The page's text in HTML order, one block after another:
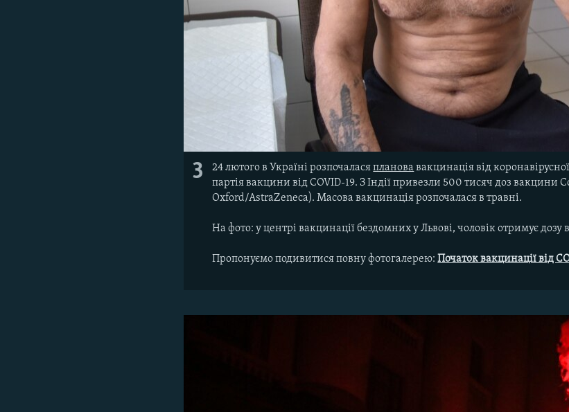
3 24 лютого в Україні розпочаласяпланова вакцинація від
партія вакцини від COVID-19. З Індії привезли 500 тисяч доз вакцини
Oxford/AstraZeneca). Масова вакцинація розпочалася в травні.
На фото: у центрі вакцинації бездомних у Львові, чоловік отримує
Пропонуємо подивитися повну фотогалерею:Початок вакцинації від